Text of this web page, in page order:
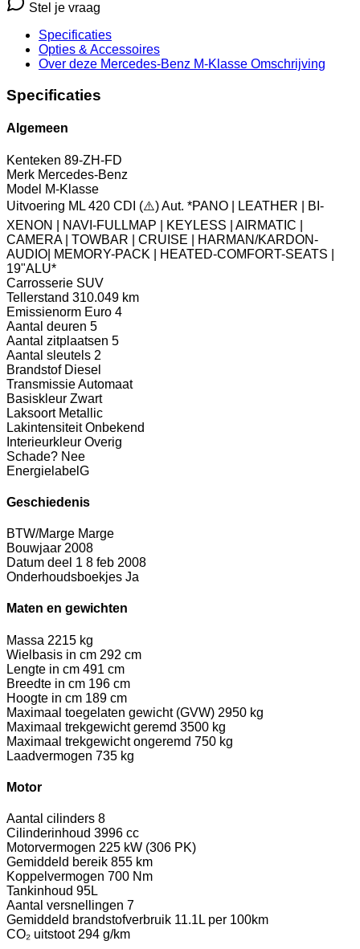
Stel je vraag
Specificaties
Opties & Accessoires
Over deze Mercedes-Benz M-Klasse Omschrijving
Specificaties
Algemeen
Kenteken 89-ZH-FD
Merk Mercedes-Benz
Model M-Klasse
Uitvoering ML 420 CDI (⚠️) Aut. *PANO | LEATHER | BI-
XENON | NAVI-FULLMAP | KEYLESS | AIRMATIC |
CAMERA | TOWBAR | CRUISE | HARMAN/KARDON-
AUDIO| MEMORY-PACK | HEATED-COMFORT-SEATS |
19"ALU*
Carrosserie SUV
Tellerstand 310.049 km
Emissienorm Euro 4
Aantal deuren 5
Aantal zitplaatsen 5
Aantal sleutels 2
Brandstof Diesel
TransmissieAutomaat
Basiskleur Zwart
Laksoort Metallic
Lakintensiteit Onbekend
Interieurkleur Overig
Schade? Nee
Energielabel G
Geschiedenis
BTW/Marge Marge
Bouwjaar 2008
Datum deel 1 8 feb 2008
Onderhoudsboekjes Ja
Maten en gewichten
Massa 2215 kg
Wielbasis in cm 292 cm
Lengte in cm 491 cm
Breedte in cm 196 cm
Hoogte in cm 189 cm
Maximaal toegelaten gewicht (GVW) 2950 kg
Maximaal trekgewicht geremd 3500 kg
Maximaal trekgewicht ongeremd 750 kg
Laadvermogen 735 kg
Motor
Aantal cilinders 8
Cilinderinhoud 3996 cc
Motorvermogen 225 kW (306 PK)
Gemiddeld bereik 855 km
Koppelvermogen 700 Nm
Tankinhoud 95L
Aantal versnellingen 7
Gemiddeld brandstofverbruik 11.1L per 100km
CO₂ uitstoot 294 g/km